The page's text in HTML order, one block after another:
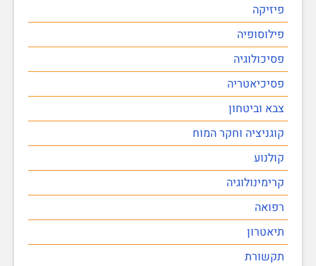
פיזיקה
פילוסופיה
פסיכולוגיה
פסיכיאטריה
צבא וביטחון
קוגניציה וחקר המוח
קולנוע
קרימינולוגיה
רפואה
תיאטרון
תקשורת